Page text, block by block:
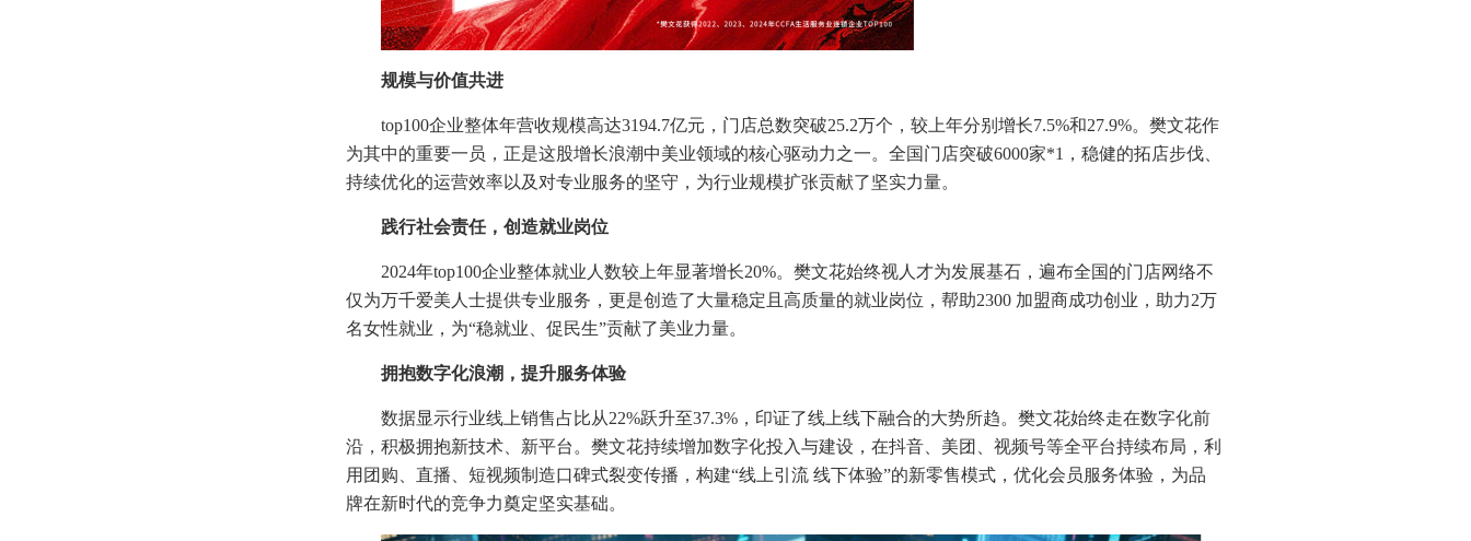
规模与价值共进
top100企业整体年营收规模高达3194.7亿元，门店总数突破25.2万个，较上年分别增长7.5%和27.9%。樊文花作
为其中的重要一员，正是这股增长浪潮中美业领域的核心驱动力之一。全国门店突破6000家*1，稳健的拓店步伐、
持续优化的运营效率以及对专业服务的坚守，为行业规模扩张贡献了坚实力量。
践行社会责任，创造就业岗位
2024年top100企业整体就业人数较上年显著增长20%。樊文花始终视人才为发展基石，遍布全国的门店网络不
仅为万千爱美人士提供专业服务，更是创造了大量稳定且高质量的就业岗位，帮助2300 加盟商成功创业，助力2万
名女性就业，为“稳就业、促民生”贡献了美业力量。
拥抱数字化浪潮，提升服务体验
数据显示行业线上销售占比从22%跃升至37.3%，印证了线上线下融合的大势所趋。樊文花始终走在数字化前
沿，积极拥抱新技术、新平台。樊文花持续增加数字化投入与建设，在抖音、美团、视频号等全平台持续布局，利
用团购、直播、短视频制造口碑式裂变传播，构建“线上引流 线下体验”的新零售模式，优化会员服务体验，为品
牌在新时代的竞争力奠定坚实基础。